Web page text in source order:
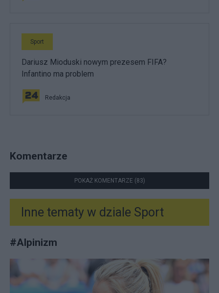
Sport
Dariusz Mioduski nowym prezesem FIFA?
Infantino ma problem
Redakcja
Komentarze
POKAŻ KOMENTARZE (83)
Inne tematy w dziale Sport
#Alpinizm